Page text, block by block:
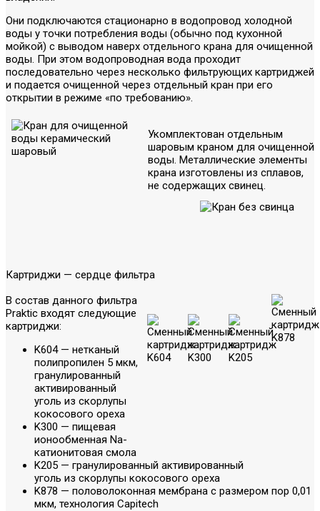
Они подключаются стационарно в водопровод холодной
воды у точки потребления воды (обычно под кухонной
мойкой) с выводом наверх отдельного крана для очищенной
воды. При этом водопроводная вода проходит
последовательно через несколько фильтрующих картриджей
и подается очищенной через отдельный кран при его
открытии в режиме «по требованию».
Укомплектован отдельным
шаровым краном для очищенной
воды. Металлические элементы
крана изготовлены из сплавов,
не содержащих свинец.
Картриджи — сердце фильтра
В состав данного фильтра
Praktic входят следующие
картриджи:
K604— нетканый
полипропилен 5 мкм,
гранулированный
активированный
уголь из скорлупы
кокосового ореха
K300 — пищевая
ионообменная Na-
катионитовая смола
K205 — гранулированный активированный
уголь из скорлупы кокосового ореха
K878 — половолоконная мембрана с размером пор 0,01
мкм, технология Capitech